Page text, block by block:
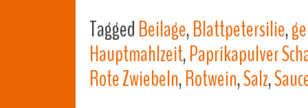
TaggedBeilage,Blattpetersilie,
Hauptmahlzeit,Paprikapulver
Rote Zwiebeln,Rotwein,Salz,